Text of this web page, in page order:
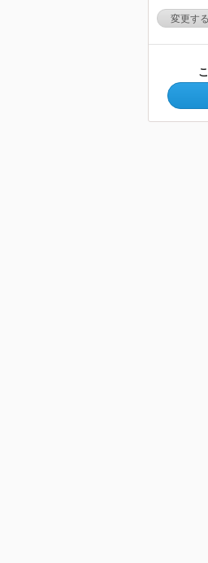
変更する